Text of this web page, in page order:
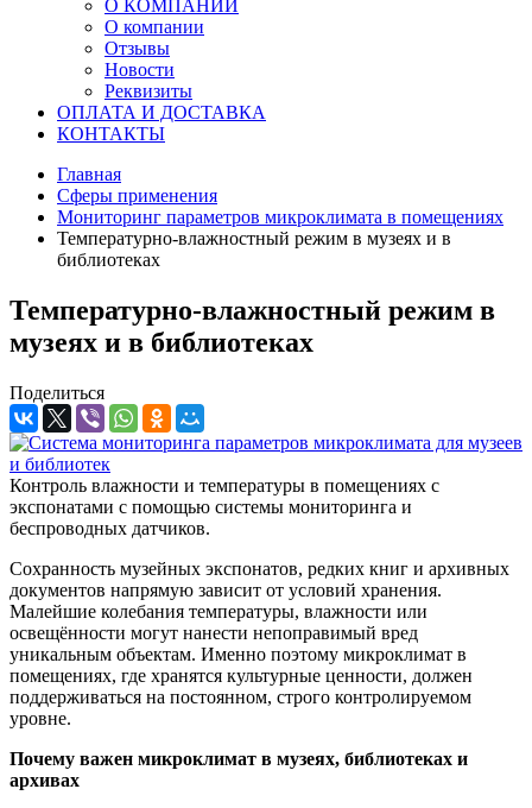
О КОМПАНИИ
О компании
Отзывы
Новости
Реквизиты
ОПЛАТА И ДОСТАВКА
КОНТАКТЫ
Главная
Сферы применения
Мониторинг параметров микроклимата в помещениях
Температурно-влажностный режим в музеях и в
библиотеках
Температурно-влажностный режим в
музеях и в библиотеках
Поделиться
Контроль влажности и температуры в помещениях с
экспонатами с помощью системы мониторинга и
беспроводных датчиков.
Сохранность музейных экспонатов, редких книг и архивных
документов напрямую зависит от условий хранения.
Малейшие колебания температуры, влажности или
освещённости могут нанести непоправимый вред
уникальным объектам. Именно поэтому микроклимат в
помещениях, где хранятся культурные ценности, должен
поддерживаться на постоянном, строго контролируемом
уровне.
Почему важен микроклимат в музеях, библиотеках и
архивах